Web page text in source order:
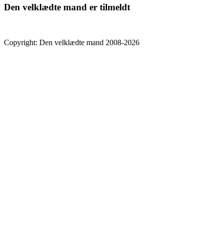
Den velklædte mand er tilmeldt
Copyright: Den velklædte mand 2008-2026